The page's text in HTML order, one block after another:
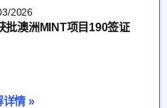
2026
批澳洲MINT项目190签证
详情 »